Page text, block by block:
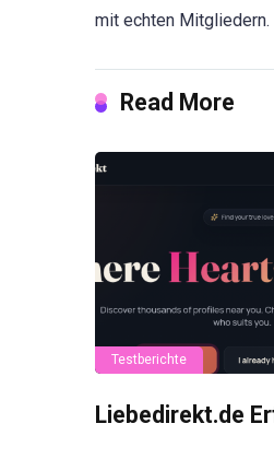
mit echten Mitgliedern.
Read More
Testberichte
Liebedirekt.de